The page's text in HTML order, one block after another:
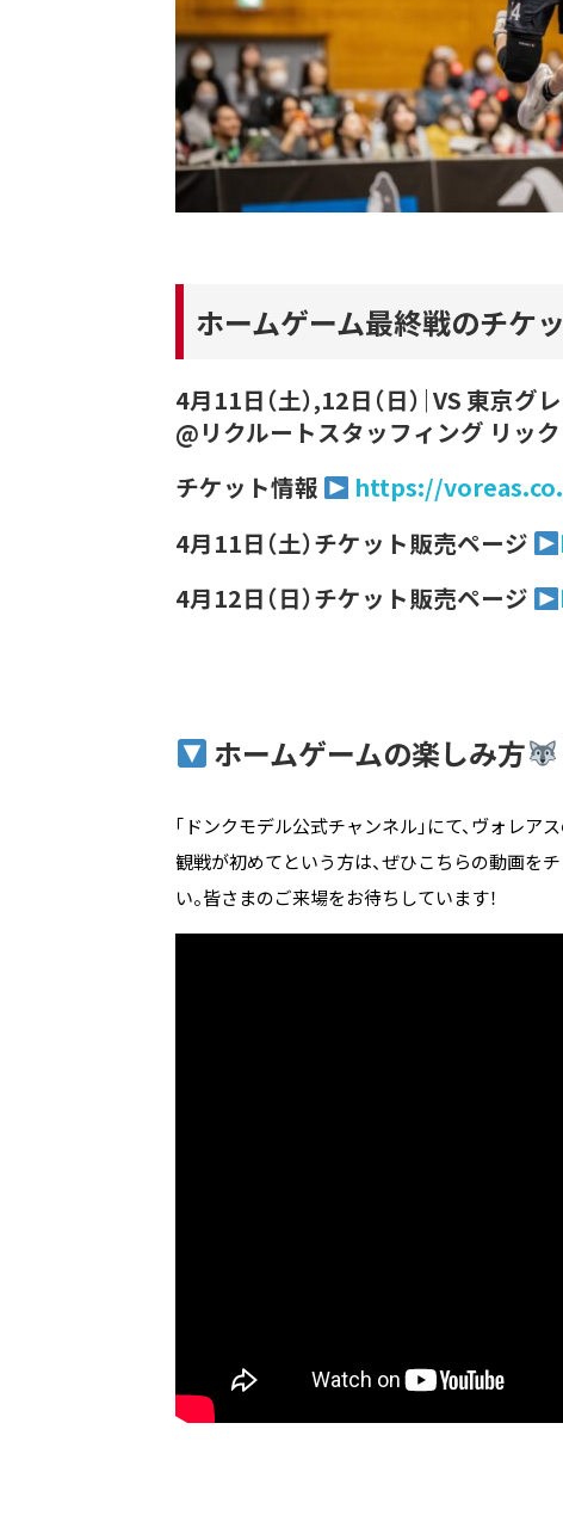
ホームゲーム最終戦のチケ
4月11日（土）,12日（日）｜VS 東京グ
@リクルートスタッフィング リッ
チケット情報
https://
4月11日（土）チケット販売ページ
4月12日（日）チケット販売ページ
ホームゲームの楽しみ方
「ドンクモデル公式チャンネル」にて、ヴォレ
観戦が初めてという方は、ぜひこちらの動画を
い。皆さまのご来場をお待ちしています！